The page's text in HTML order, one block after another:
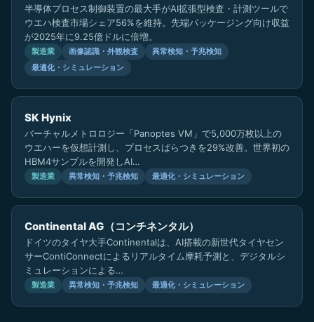
半導体プロセス制御装置の最大手がAI拡張型検査・計測ツールで
ウエハ検査市場シェア56%を維持。先端パッケージング向け収益
が2025年に9.25億ドルに倍増。
製造業 画像認識・外観検査
異常検知・予兆検知
最適化・シミュレーション
SK Hynix
バーチャルメトロロジー「Panoptes VM」で5,000万枚以上の
ウエハーを仮想計測し、プロセスばらつきを29%改善。世界初の
HBM4サンプルを開発しAI…
製造業 異常検知・予兆検知 最適化・シミュレーション
Continental AG（コンチネンタル）
ドイツのタイヤ大手Continentalは、AI搭載の新世代タイヤセン
サーContiConnectによるリアルタイム摩耗予測と、デジタルシ
ミュレーションによる…
製造業 異常検知・予兆検知 最適化・シミュレーション